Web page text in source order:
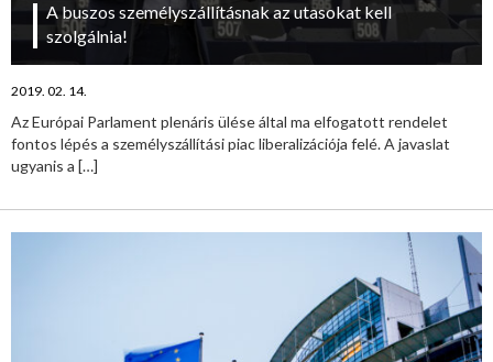
A buszos személyszállításnak az utasokat kell
szolgálnia!
2019. 02. 14.
Az Európai Parlament plenáris ülése által ma elfogatott rendelet
fontos lépés a személyszállítási piac liberalizációja felé. A javaslat
ugyanis a […]